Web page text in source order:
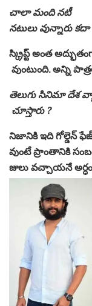
చాలా మంది నటీ
నటులు వున్నారు
స్క్రిప్ట్ అంత
వుంటుంది. అన్ని
తెలుగు సినిమా దేశ
చూస్తారు ?
నిజానికి ఇది గోల్డెన్
వుంటే ప్రాంతానికి
జులు వచ్చాయనే